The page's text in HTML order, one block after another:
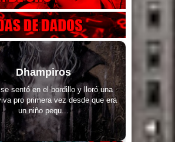
Dhampiros
sentó en el bordillo y lloró una
pro primera vez desde que era
un niño pequ...